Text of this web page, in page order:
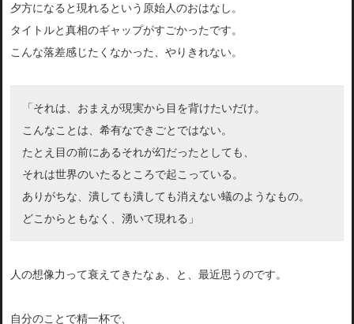
夕方になると現れるという原始人のおはなし。
タイトルと真相のギャップがすごかったです。
こんな落差感じたくなかった、やりきれない。
「それは、おまえが現実から目を背けたいだけ。
こんなことは、希有なできごとではない。
たとえ目の前にあるそれが幻だったとしても、
それは世界のいたるところで起こっている。
ありがちな、潰しても潰しても消えない蟻のようなもの。
どこからともなく、湧いて現れる」
人の想像力って衰えてきたなぁ、と、最近思うのです。
自分のことで精一杯で、